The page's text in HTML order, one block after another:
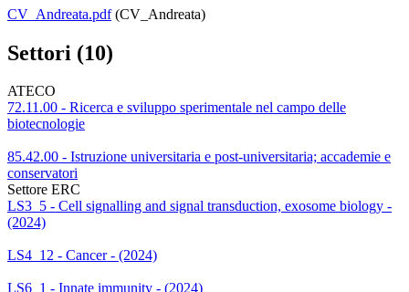
CV_Andreata.pdf(CV_Andreata)
Settori (10)
ATECO
72.11.00 - Ricerca e sviluppo sperimentale nel campo delle
biotecnologie
85.42.00 - Istruzione universitaria e post-universitaria; accademie e
conservatori
Settore ERC
LS3_5 - Cell signalling and signal transduction, exosome biology -
(2024)
LS4_12 - Cancer - (2024)
LS6_1 - Innate immunity - (2024)